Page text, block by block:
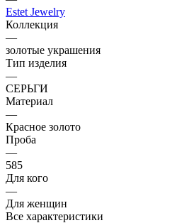
Estet Jewelry
Коллекция
—
золотые украшения
Тип изделия
—
СЕРЬГИ
Материал
—
Красное золото
Проба
—
585
Для кого
—
Для женщин
Все характеристики